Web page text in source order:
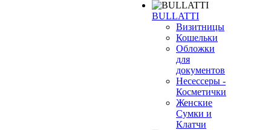
BULLATTI
Визитницы
Кошельки
Обложки
для
документов
Несессеры -
Косметички
Женские
Сумки и
Клатчи